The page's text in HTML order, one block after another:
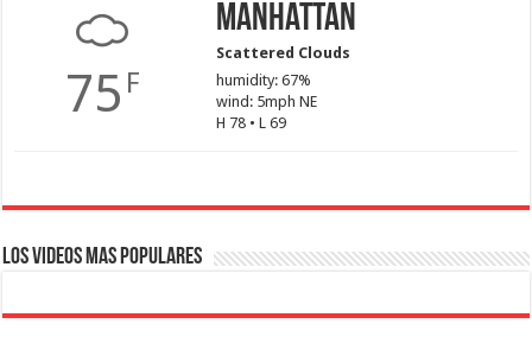
75 F
Manhattan
Scattered Clouds
humidity: 67%
wind: 5mph NE
H 78 • L 69
Los Videos Mas Populares